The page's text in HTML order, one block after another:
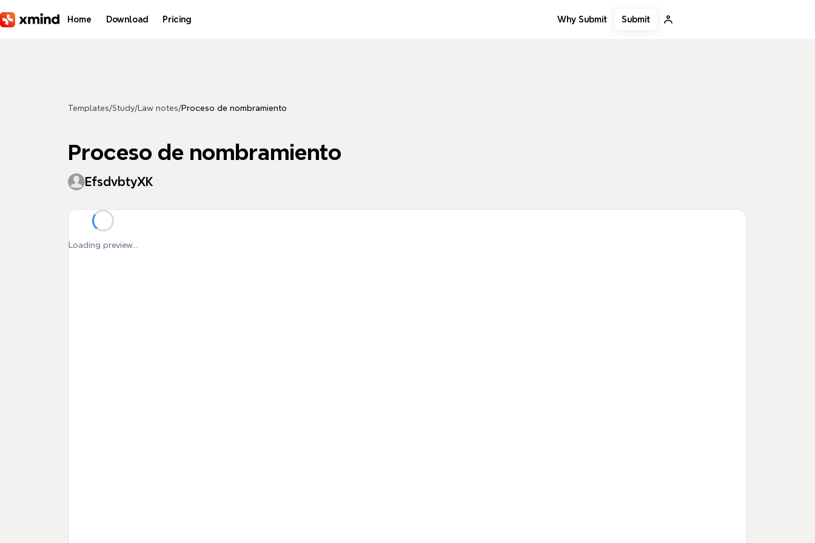
Home Download Pricing Why Submit Submit
Templates/Study/ Law notes/Proceso de nombramiento
Proceso de nombramiento
EfsdvbtyXK
Loading preview...